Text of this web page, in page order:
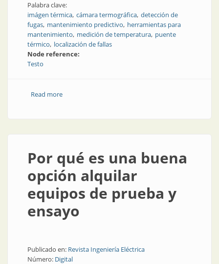
Palabra clave:
imágen térmica cámara termográfica detección de
fugas mantenimiento predictivo herramientas para
mantenimiento medición de temperatura puente
térmico localización de fallas
Node reference:
Testo
Read moreabout Termografía para el mantenimiento en la
Por qué es una buena
opción alquilar
equipos de prueba y
ensayo
Publicado en: Revista Ingeniería Eléctrica
Número: Digital